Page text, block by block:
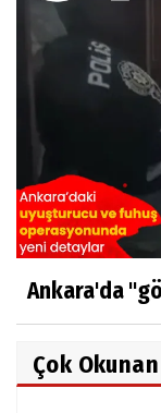
Ankara'da
Çok Okunan